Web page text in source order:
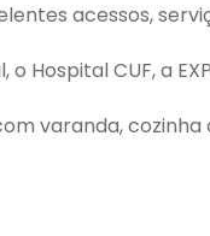
acessos,
Hospital CUF, a
varanda,